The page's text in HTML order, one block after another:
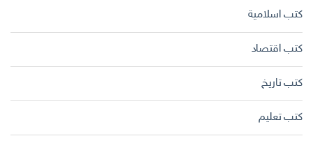
كتب اسلامية
كتب اقتصاد
كتب تاريخ
كتب تعليم